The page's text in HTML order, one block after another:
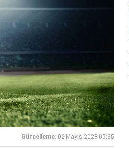
Güncelleme: 02 Mayıs 2023 05:35